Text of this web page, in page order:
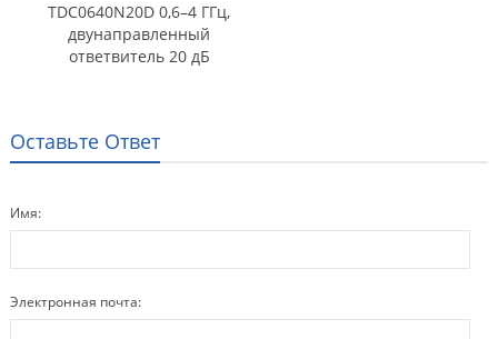
TDC0640N20D 0,6–4 ГГц,
двунаправленный
ответвитель 20 дБ
Оставьте Ответ
Имя:
Электронная почта: